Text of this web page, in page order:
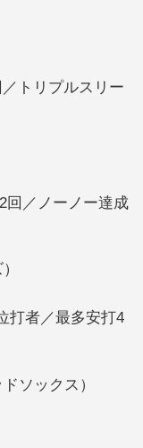
トリプルスリー
回／ノーノー達成
打者／最多安打4
ソックス）